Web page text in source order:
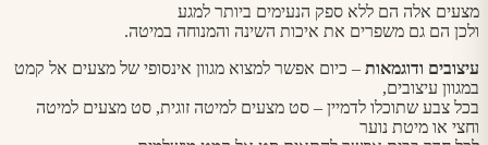
מצעים אלה הם ללא ספק הנעימים ביותר למגע
ולכן הם גם משפרים את איכות השינה והמנוחה במיטה.
עיצובים ודוגמאות – כיום אפשר למצוא מגוון אינסופי של מצעים אל קמט
במגוון עיצובים,
בכל צבע שתוכלו לדמיין – סט מצעים למיטה זוגית, סט מצעים למיטה
וחצי או מיטת נוער